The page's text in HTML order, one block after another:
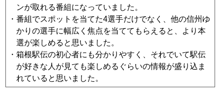
ンが取れる番組になっていました。
・番組でスポットを当てた4選手だけでなく、他の信州ゆ
かりの選手に幅広く焦点を当ててもらえると、より本
選が楽しめると思いました。
・箱根駅伝の初心者にも分かりやすく、それでいて駅伝
が好きな人が見ても楽しめるぐらいの情報が盛り込ま
れていると思いました。